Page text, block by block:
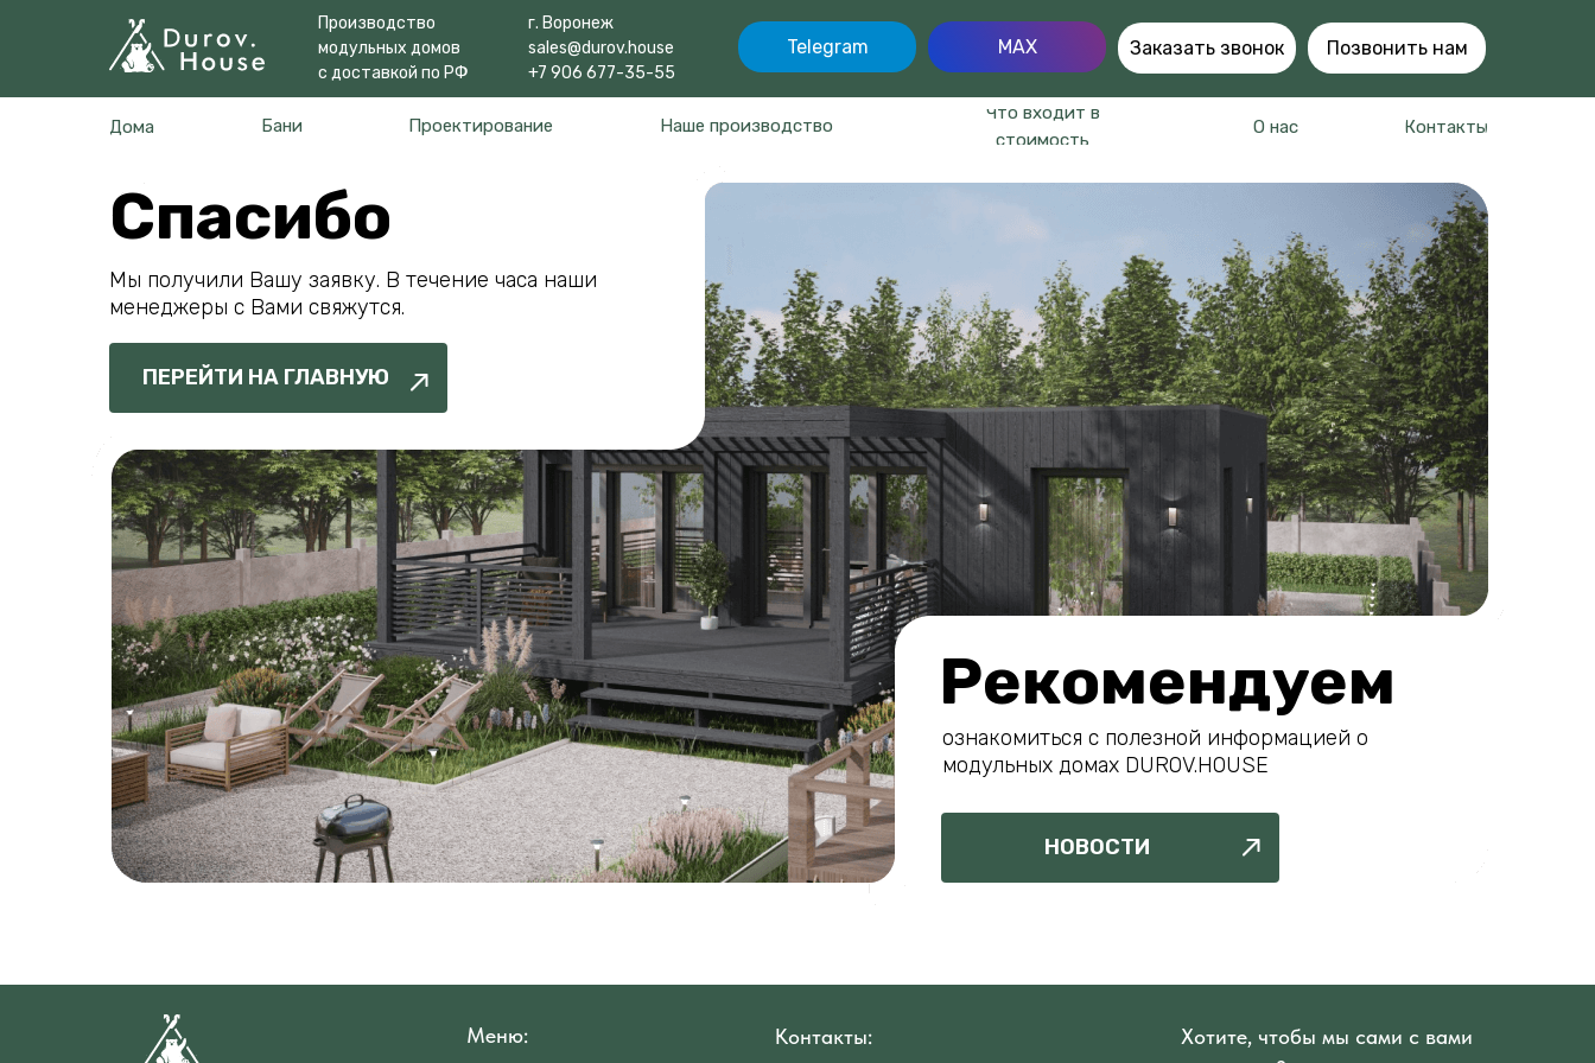
Заказать звонок Позвонить нам
MAX
Telegram
О нас
Наше производство
Что входит в
стоимость
Контакты
Дома Бани Проектирование
Производство
модульных домов
с доставкой по РФ
г. Воронеж
sales@durov.house
+7 906 677-35-55
Спасибо
Мы получили Вашу заявку. В течение часа наши
менеджеры с Вами свяжутся.
ПЕРЕЙТИ НА ГЛАВНУЮ
ознакомиться с полезной информацией о
модульных домах DUROV.HOUSE
НОВОСТИ
Рекомендуем
Меню: Контакты:
Хотите, чтобы мы сами с вами